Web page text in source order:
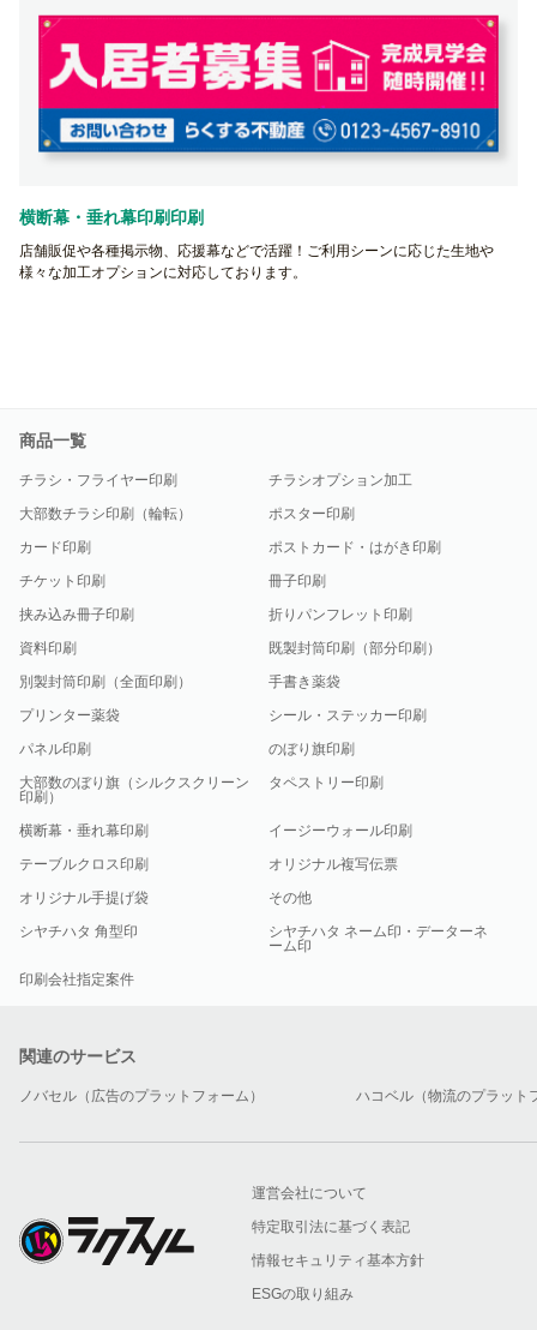
横断幕・垂れ幕印刷印刷
店舗販促や各種掲示物、応援幕などで活躍！ご利用シーンに応じた生地や
様々な加工オプションに対応しております。
商品一覧
チラシ・フライヤー印刷
チラシオプション加工
大部数チラシ印刷（輪転）
ポスター印刷
カード印刷
ポストカード・はがき印刷
チケット印刷
冊子印刷
挟み込み冊子印刷
折りパンフレット印刷
資料印刷
既製封筒印刷（部分印刷）
別製封筒印刷（全面印刷）
手書き薬袋
プリンター薬袋
シール・ステッカー印刷
パネル印刷
のぼり旗印刷
大部数のぼり旗（シルクスクリーン
印刷）
タペストリー印刷
横断幕・垂れ幕印刷
イージーウォール印刷
テーブルクロス印刷
オリジナル複写伝票
オリジナル手提げ袋
その他
シヤチハタ 角型印
シヤチハタ ネーム印・データーネ
ーム印
印刷会社指定案件
関連のサービス
ノバセル（広告のプラットフォーム） ハコベル（物流のプラット
運営会社について
特定取引法に基づく表記
情報セキュリティ基本方針
ESGの取り組み